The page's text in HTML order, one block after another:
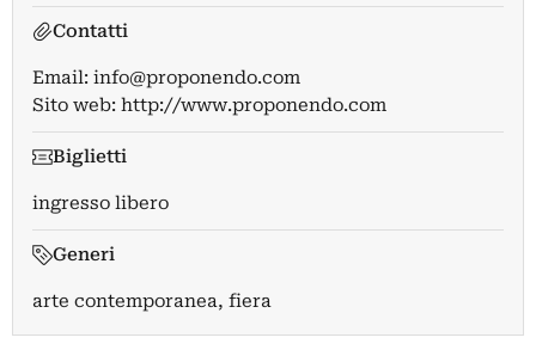
Contatti
Email: info@proponendo.com
Sito web: http://www.proponendo.com
Biglietti
ingresso libero
Generi
arte contemporanea, fiera